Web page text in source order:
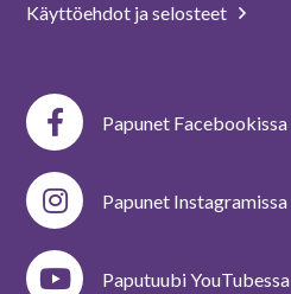
Käyttöehdot ja selosteet
Papunet Facebookissa
Papunet Instagramissa
Paputuubi YouTubessa